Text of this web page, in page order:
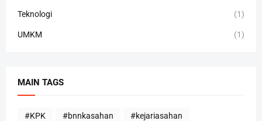
Teknologi (1)
UMKM (1)
MAIN TAGS
#KPK #bnnkasahan #kejariasahan